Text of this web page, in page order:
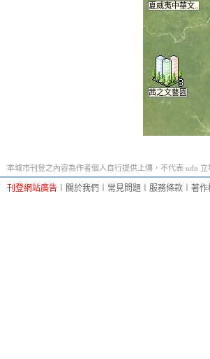
茜之文藝園
夏威夷中華文..
本城市刊登之內容為作者個人自行提供上傳，不代表 udn 立
刊登網站廣告 關於我們 常見問題 服務條款 著作